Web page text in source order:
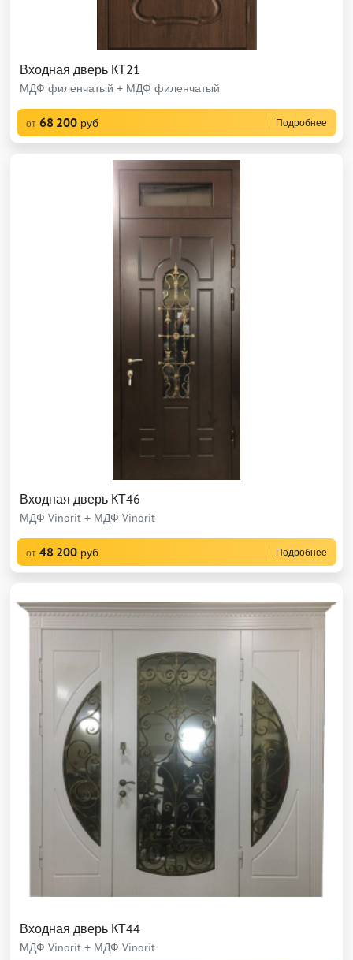
Входная дверь КТ21
МДФ филенчатый + МДФ филенчатый
от 68 200 руб Подробнее
Входная дверь КТ46
МДФ Vinorit + МДФ Vinorit
от 48 200 руб Подробнее
Входная дверь КТ44
МДФ Vinorit + МДФ Vinorit